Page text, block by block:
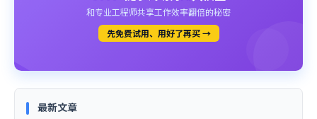
和专业工程师共享工作效率翻倍的秘密
先免费试用、用好了再买 →
最新文章